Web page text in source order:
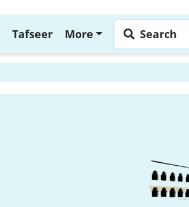
Tafseer More Search